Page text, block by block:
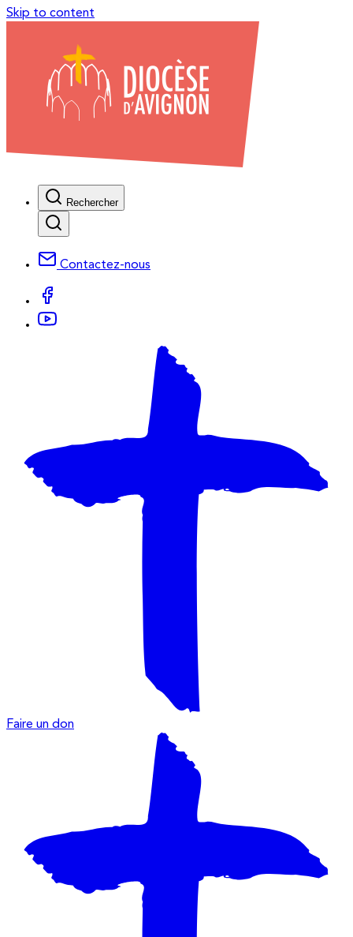
Skip to content
Rechercher
Contactez-nous
Faire un don